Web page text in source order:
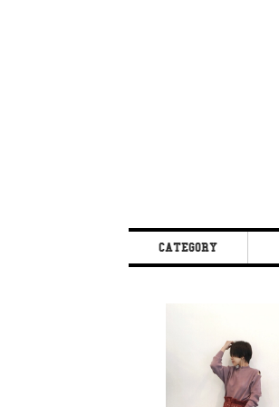
CATEGORY
EXHIBITION